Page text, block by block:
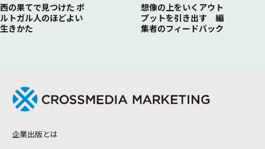
西の果てで見つけた ポ
ルトガル人のほどよい
生きかた
想像の上をいくアウト
プットを引き出す 編
集者のフィードバック
企業出版とは